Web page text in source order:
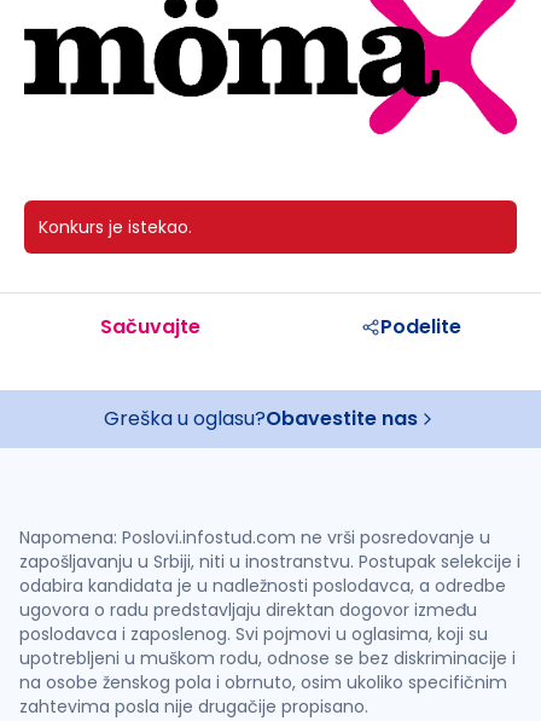
Konkurs je istekao.
Sačuvajte Podelite
Greška u oglasu?Obavestite nas
Napomena: Poslovi.infostud.com ne vrši posredovanje u
zapošljavanju u Srbiji, niti u inostranstvu. Postupak selekcije i
odabira kandidata je u nadležnosti poslodavca, a odredbe
ugovora o radu predstavljaju direktan dogovor između
poslodavca i zaposlenog. Svi pojmovi u oglasima, koji su
upotrebljeni u muškom rodu, odnose se bez diskriminacije i
na osobe ženskog pola i obrnuto, osim ukoliko specifičnim
zahtevima posla nije drugačije propisano.